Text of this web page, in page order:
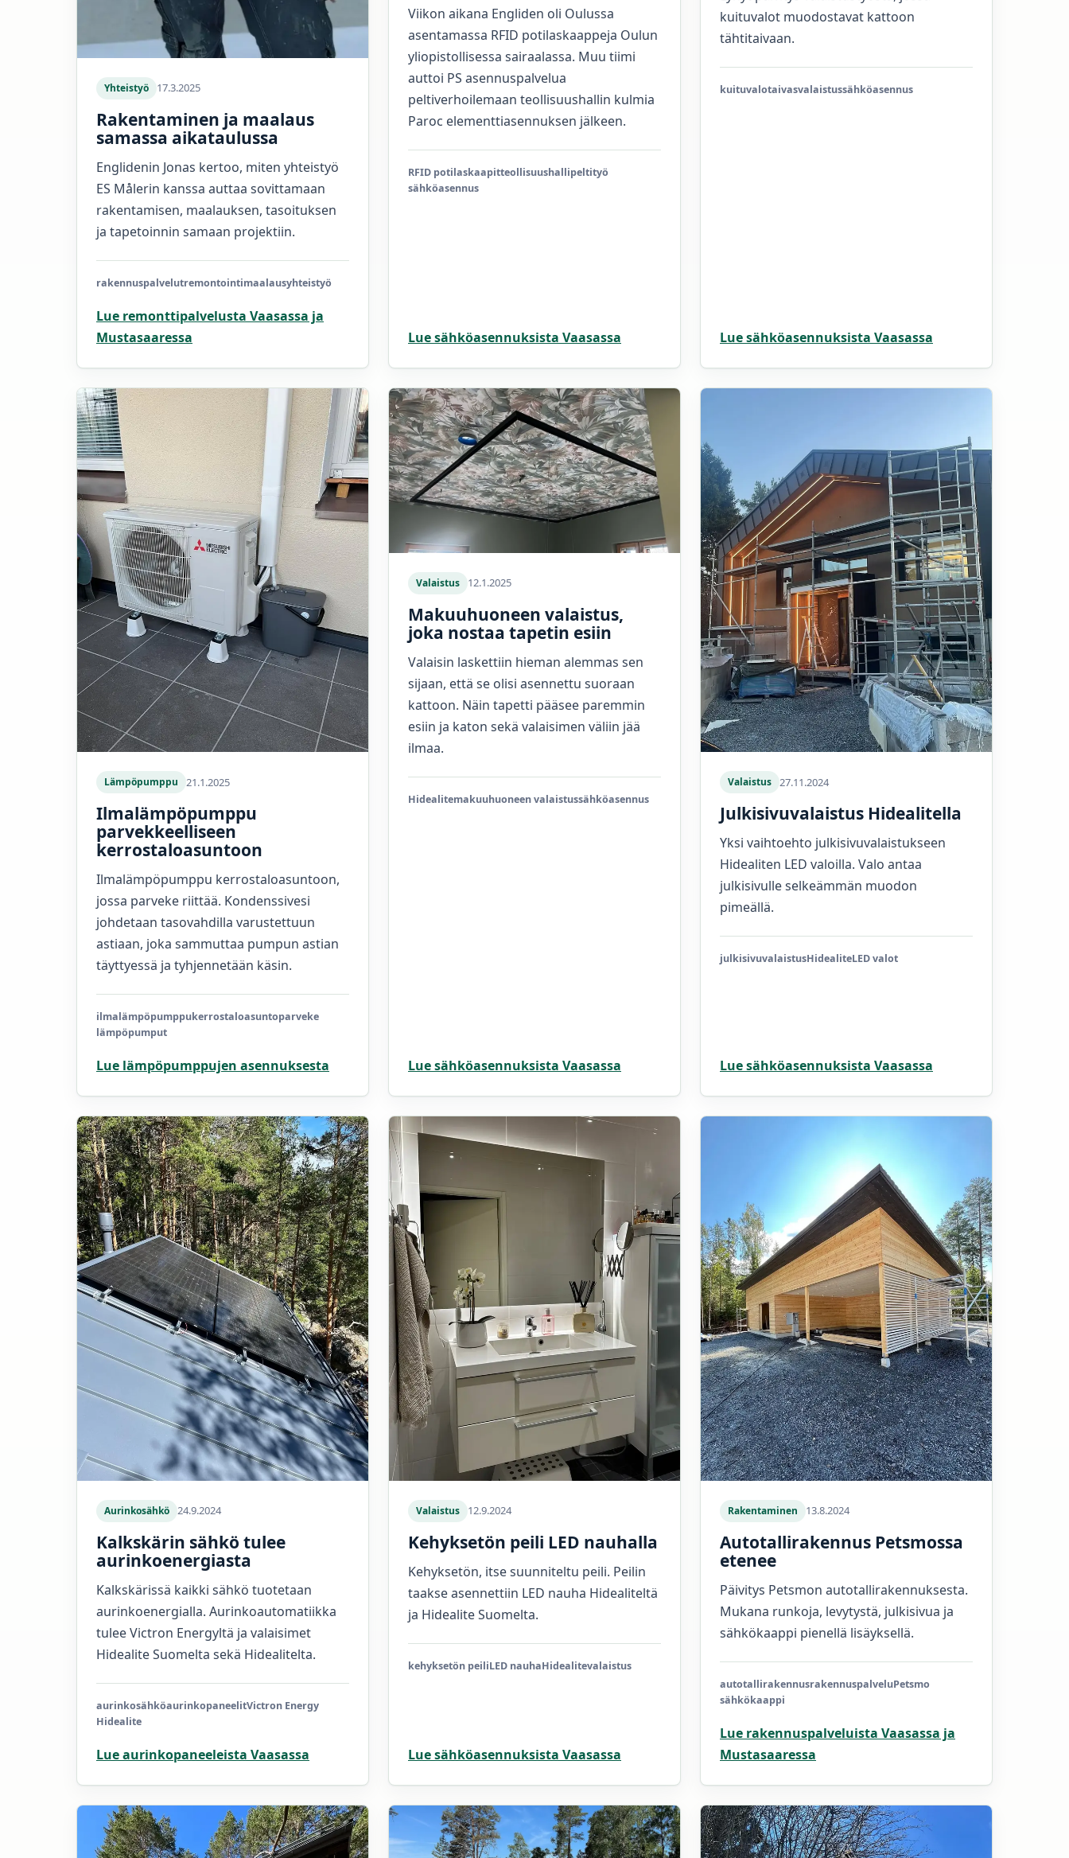
Yhteistyö 17.3.2025
Rakentaminen ja maalaus
samassa aikataulussa
Englidenin Jonas kertoo, miten yhteistyö
ES Målerin kanssa auttaa sovittamaan
rakentamisen, maalauksen, tasoituksen
ja tapetoinnin samaan projektiin.
rakennuspalvelutremontointimaalausyhteistyö
Lue remonttipalvelusta Vaasassa ja
Mustasaaressa
Viikon aikana Engliden oli Oulussa
asentamassa RFID potilaskaappeja Oulun
yliopistollisessa sairaalassa. Muu tiimi
auttoi PS asennuspalvelua
peltiverhoilemaan teollisuushallin kulmia
Paroc elementtiasennuksen jälkeen.
RFID potilaskaapitteollisuushallipeltityö
sähköasennus
Lue sähköasennuksista Vaasassa
kuituvalot muodostavat kattoon
tähtitaivaan.
kuituvalotaivasvalaistussähköasennus
Lue sähköasennuksista Vaasassa
Lämpöpumppu 21.1.2025
Ilmalämpöpumppu
parvekkeelliseen
kerrostaloasuntoon
Ilmalämpöpumppu kerrostaloasuntoon,
jossa parveke riittää. Kondenssivesi
johdetaan tasovahdilla varustettuun
astiaan, joka sammuttaa pumpun astian
täyttyessä ja tyhjennetään käsin.
ilmalämpöpumppukerrostaloasuntoparveke
lämpöpumput
Lue lämpöpumppujen asennuksesta
Valaistus 12.1.2025
Makuuhuoneen valaistus,
joka nostaa tapetin esiin
Valaisin laskettiin hieman alemmas sen
sijaan, että se olisi asennettu suoraan
kattoon. Näin tapetti pääsee paremmin
esiin ja katon sekä valaisimen väliin jää
ilmaa.
Hidealitemakuuhuoneen valaistussähköasennus
Lue sähköasennuksista Vaasassa
Valaistus 27.11.2024
Julkisivuvalaistus Hidealitella
Yksi vaihtoehto julkisivuvalaistukseen
Hidealiten LED valoilla. Valo antaa
julkisivulle selkeämmän muodon
pimeällä.
julkisivuvalaistusHidealiteLED valot
Lue sähköasennuksista Vaasassa
Aurinkosähkö 24.9.2024
Kalkskärin sähkö tulee
aurinkoenergiasta
Kalkskärissä kaikki sähkö tuotetaan
aurinkoenergialla. Aurinkoautomatiikka
tulee Victron Energyltä ja valaisimet
Hidealite Suomelta sekä Hidealitelta.
aurinkosähköaurinkopaneelitVictron Energy
Hidealite
Lue aurinkopaneeleista Vaasassa
Valaistus 12.9.2024
Kehyksetön peili LED nauhalla
Kehyksetön, itse suunniteltu peili. Peilin
taakse asennettiin LED nauha Hidealiteltä
ja Hidealite Suomelta.
kehyksetön peiliLED nauhaHidealitevalaistus
Lue sähköasennuksista Vaasassa
Rakentaminen 13.8.2024
Autotallirakennus Petsmossa
etenee
Päivitys Petsmon autotallirakennuksesta.
Mukana runkoja, levytystä, julkisivua ja
sähkökaappi pienellä lisäyksellä.
autotallirakennusrakennuspalveluPetsmo
sähkökaappi
Lue rakennuspalveluista Vaasassa ja
Mustasaaressa